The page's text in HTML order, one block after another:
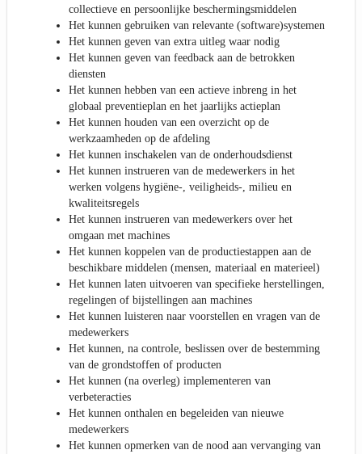
collectieve en persoonlijke beschermingsmiddelen
Het kunnen gebruiken van relevante (software)systemen
Het kunnen geven van extra uitleg waar nodig
Het kunnen geven van feedback aan de betrokken
diensten
Het kunnen hebben van een actieve inbreng in het
globaal preventieplan en het jaarlijks actieplan
Het kunnen houden van een overzicht op de
werkzaamheden op de afdeling
Het kunnen inschakelen van de onderhoudsdienst
Het kunnen instrueren van de medewerkers in het
werken volgens hygiëne-, veiligheids-, milieu en
kwaliteitsregels
Het kunnen instrueren van medewerkers over het
omgaan met machines
Het kunnen koppelen van de productiestappen aan de
beschikbare middelen (mensen, materiaal en materieel)
Het kunnen laten uitvoeren van specifieke herstellingen,
regelingen of bijstellingen aan machines
Het kunnen luisteren naar voorstellen en vragen van de
medewerkers
Het kunnen, na controle, beslissen over de bestemming
van de grondstoffen of producten
Het kunnen (na overleg) implementeren van
verbeteracties
Het kunnen onthalen en begeleiden van nieuwe
medewerkers
Het kunnen opmerken van de nood aan vervanging van